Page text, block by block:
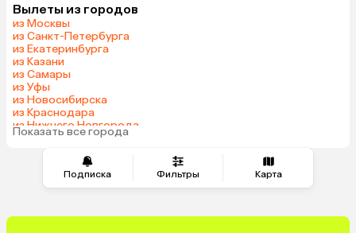
Подписка Фильтры Карта
Вылеты из городов
из Москвы
из Санкт-Петербурга
из Екатеринбурга
из Казани
из Самары
из Уфы
из Новосибирска
из Краснодара
из Нижнего Новгорода
из Перми
Показать все города